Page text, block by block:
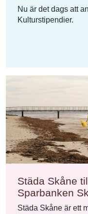
Nu är det dags att
Kulturstipendier.
Städa Skåne
Sparbanken
Städa Skåne är ett